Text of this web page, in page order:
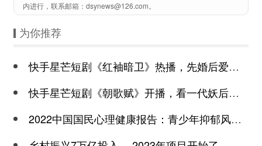
内进行，联系邮箱：dsynews@126.com。
为你推荐
快手星芒短剧《红袖暗卫》热播，先婚后爱诠释别样浪漫
快手星芒短剧《朝歌赋》开播，看一代妖后与心机皇上极限拉扯
2022中国国民心理健康报告：青少年抑郁风险高于成年